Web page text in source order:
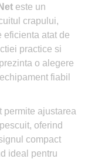
este un
crapului,
eficienta atat de
practice si
o alegere
fiabil
permite ajustarea
oferind
compact
ideal pentru